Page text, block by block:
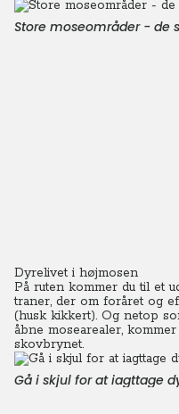
Store moseområder - de
Dyrelivet i højmosen
På ruten kommer du til et
traner, der om foråret og
(husk kikkert). Og netop
åbne mosearealer,
skovbrynet.
Gå i skjul for at iagttage